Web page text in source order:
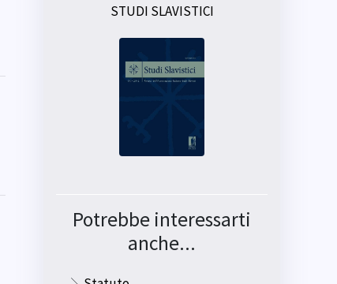
STUDI SLAVISTICI
Potrebbe interessarti
anche...